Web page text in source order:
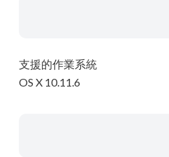
支援的作業系統
OS X 10.11.6